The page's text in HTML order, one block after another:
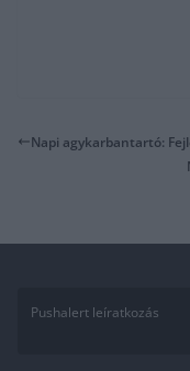
Napi agykarbantartó:
Pushalert leíratkozás